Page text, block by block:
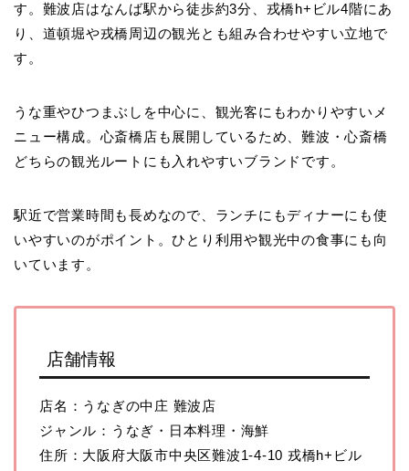
す。難波店はなんば駅から徒歩約3分、戎橋h+ビル4階にあ
り、道頓堀や戎橋周辺の観光とも組み合わせやすい立地で
す。
うな重やひつまぶしを中心に、観光客にもわかりやすいメ
ニュー構成。心斎橋店も展開しているため、難波・心斎橋
どちらの観光ルートにも入れやすいブランドです。
駅近で営業時間も長めなので、ランチにもディナーにも使
いやすいのがポイント。ひとり利用や観光中の食事にも向
いています。
店舗情報
店名：うなぎの中庄 難波店
ジャンル：うなぎ・日本料理・海鮮
住所：大阪府大阪市中央区難波1-4-10 戎橋h+ビル